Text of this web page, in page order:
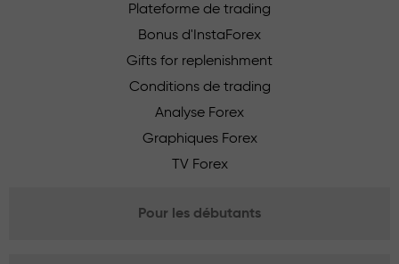
Plateforme de trading
Bonus d'InstaForex
Gifts for replenishment
Conditions de trading
Analyse Forex
Graphiques Forex
TV Forex
Pour les débutants